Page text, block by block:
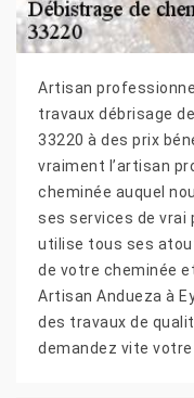
Artisan
travaux débrisage
33220 à des prix
vraiment l’artisan
cheminée auquel
ses services de vrai
utilise tous ses
de votre cheminée
Artisan Andueza à
des travaux de
demandez vite